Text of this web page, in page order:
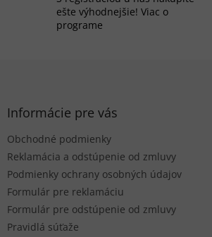
k
ešte výhodnejšie! Viac o
programe
Informácie pre vás
Obchodné podmienky
Reklamácia a odstúpenie od zmluvy
Podmienky ochrany osobných údajov
Formulár pre reklamáciu
Formulár pre odstúpenie od zmluvy
Pravidlá súťaže